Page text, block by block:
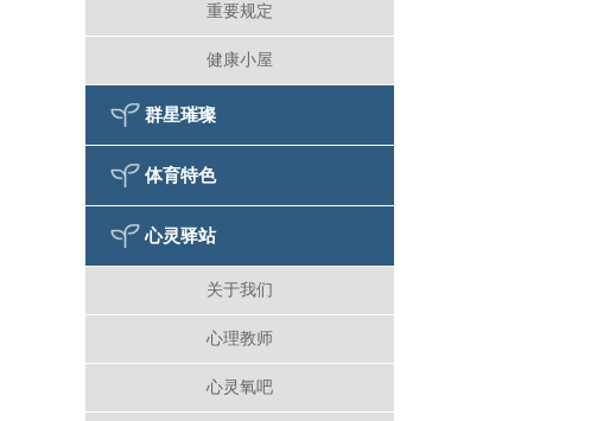
重要规定
健康小屋
群星璀璨
体育特色
心灵驿站
关于我们
心理教师
心灵氧吧